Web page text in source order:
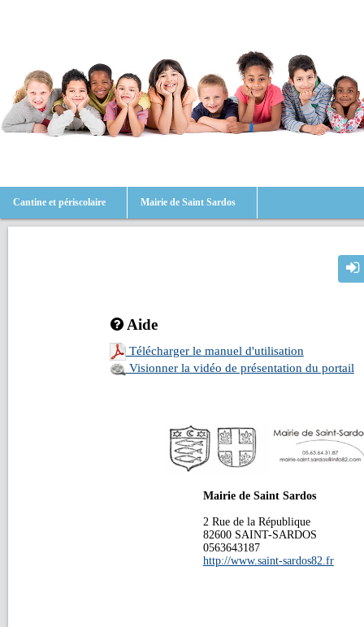
Cantine et périscolaire Mairie de Saint Sardos
Aide
Télécharger le manuel d'utilisation
Visionner la vidéo de présentation du portail
Mairie de Saint Sardos
2 Rue de la République
82600 SAINT-SARDOS
0563643187
http://www.saint-sardos82.fr